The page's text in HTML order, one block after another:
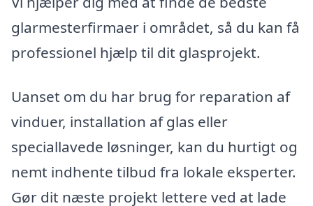
glarmesterfirmaer i området, så du kan få
professionel hjælp til dit glasprojekt.
Uanset om du har brug for reparation af
vinduer, installation af glas eller
speciallavede løsninger, kan du hurtigt og
nemt indhente tilbud fra lokale eksperter.
Gør dit næste projekt lettere ved at lade